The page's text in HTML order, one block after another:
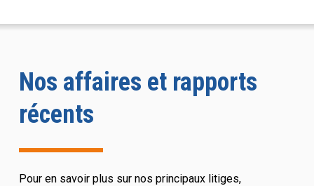
Nos affaires et rapports
récents
Pour en savoir plus sur nos principaux litiges,